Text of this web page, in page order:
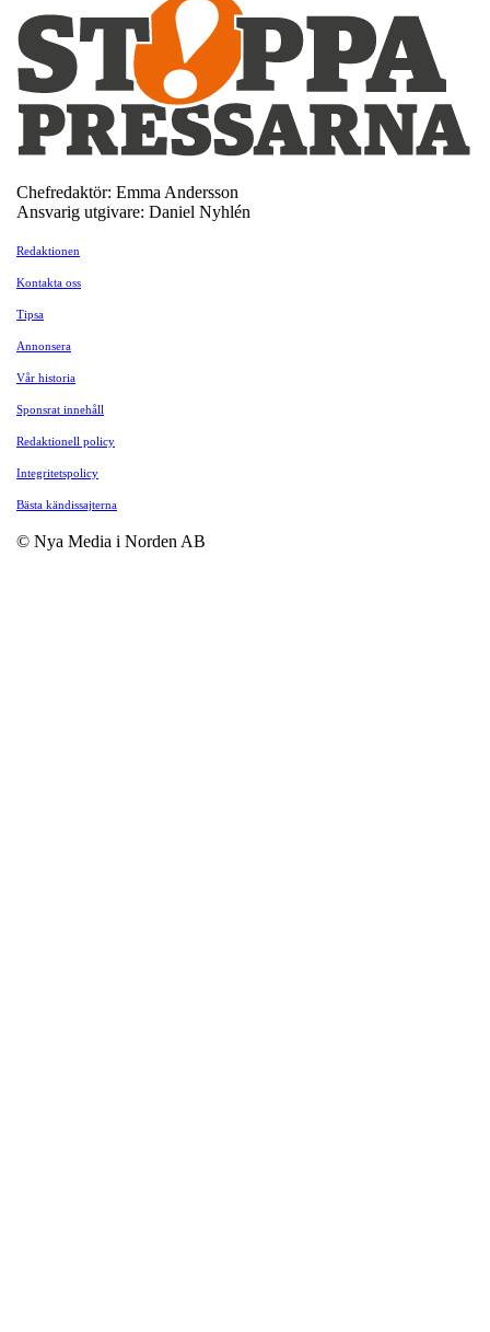
Chefredaktör: Emma Andersson
Ansvarig utgivare: Daniel Nyhlén
Redaktionen
Kontakta oss
Tipsa
Annonsera
Vår historia
Sponsrat innehåll
Redaktionell policy
Integritetspolicy
Bästa kändissajterna
© Nya Media i Norden AB